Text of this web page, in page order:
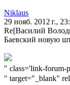
Niklaus
29 нояб. 2012 г.,
Re[Василий
Баевский новую
" class='link-forum-
" target="_blank"